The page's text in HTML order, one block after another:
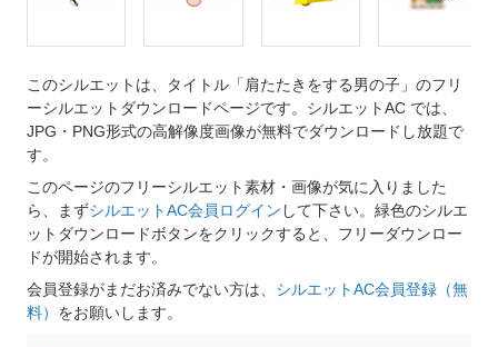
このシルエットは、タイトル「肩たたきをする男の子」のフリ
ーシルエットダウンロードページです。シルエットAC では、
JPG・PNG形式の高解像度画像が無料でダウンロードし放題で
す。
このページのフリーシルエット素材・画像が気に入りました
ら、まずシルエットAC会員ログイン して下さい。緑色のシルエ
ットダウンロードボタンをクリックすると、フリーダウンロー
ドが開始されます。
会員登録がまだお済みでない方は、 シルエットAC会員登録（無
料） をお願いします。